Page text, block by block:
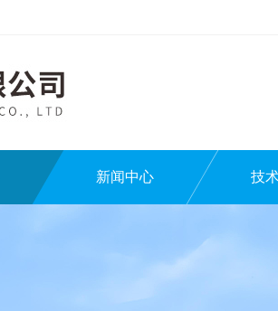
新闻中心 技